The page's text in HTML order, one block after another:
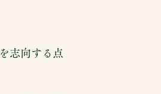
志向する点